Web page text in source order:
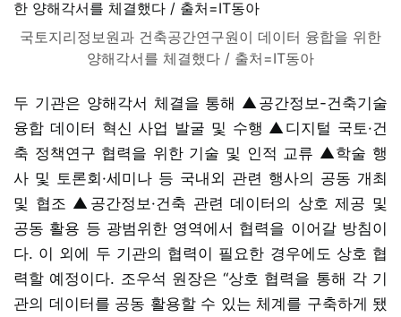
국토지리정보원과 건축공간연구원이 데이터 융합을 위한
양해각서를 체결했다 / 출처=IT동아
두 기관은 양해각서 체결을 통해 ▲공간정보-건축기술
융합 데이터 혁신 사업 발굴 및 수행 ▲디지털 국토·건
축 정책연구 협력을 위한 기술 및 인적 교류 ▲학술 행
사 및 토론회·세미나 등 국내외 관련 행사의 공동 개최
및 협조 ▲공간정보·건축 관련 데이터의 상호 제공 및
공동 활용 등 광범위한 영역에서 협력을 이어갈 방침이
다. 이 외에 두 기관의 협력이 필요한 경우에도 상호 협
력할 예정이다. 조우석 원장은 “상호 협력을 통해 각 기
관의 데이터를 공동 활용할 수 있는 체계를 구축하게 됐